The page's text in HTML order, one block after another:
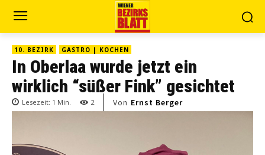
10. BEZIRK GASTRO | KOCHEN
In Oberlaa wurde jetzt ein
wirklich “süßer Fink” gesichtet
Lesezeit: 1 Min. 2 Von Ernst Berger